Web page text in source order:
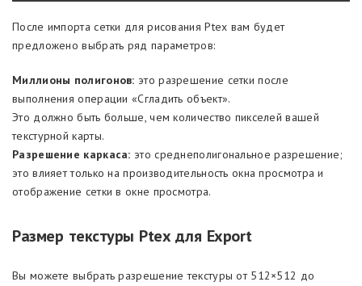
После импорта сетки для рисования Ptex вам будет
предложено выбрать ряд параметров:
Миллионы полигонов: это разрешение сетки после
выполнения операции «Сгладить объект».
Это должно быть больше, чем количество пикселей вашей
текстурной карты.
Разрешение каркаса: это среднеполигональное разрешение;
это влияет только на производительность окна просмотра и
отображение сетки в окне просмотра.
Размер текстуры Ptex для Export
Вы можете выбрать разрешение текстуры от 512×512 до